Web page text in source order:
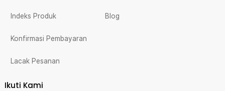
Indeks Produk
Konfirmasi Pembayaran
Lacak Pesanan
Blog
Ikuti Kami